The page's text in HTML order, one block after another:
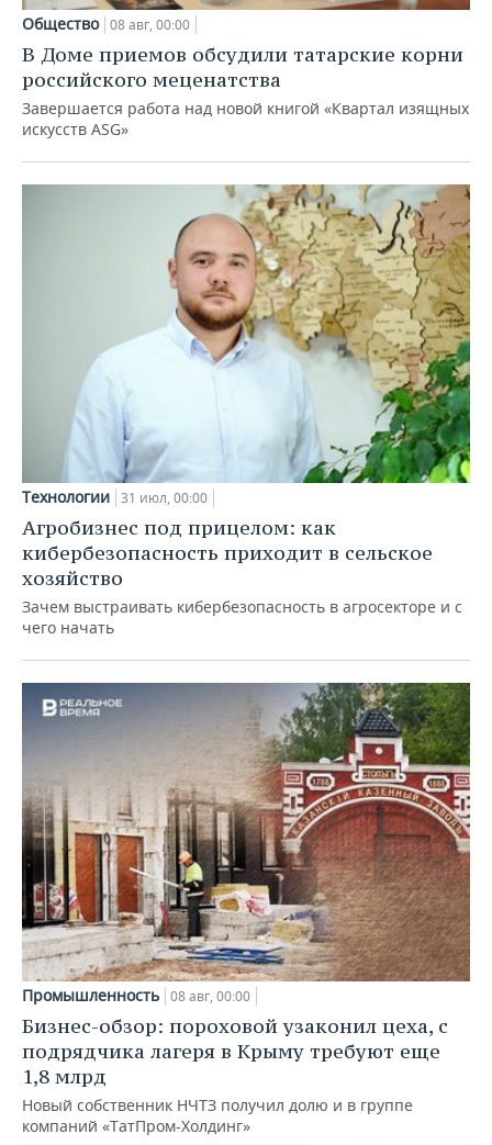
Общество 08 авг, 00:00
В Доме приемов обсудили татарские корни
российского меценатства
Завершается работа над новой книгой «Квартал изящных
искусств ASG»
Технологии 31 июл, 00:00
Агробизнес под прицелом: как
кибербезопасность приходит в сельское
хозяйство
Зачем выстраивать кибербезопасность в агросекторе и с
чего начать
Промышленность 08 авг, 00:00
Бизнес-обзор: пороховой узаконил цеха, с
подрядчика лагеря в Крыму требуют еще
1,8 млрд
Новый собственник НЧТЗ получил долю и в группе
компаний «ТатПром-Холдинг»